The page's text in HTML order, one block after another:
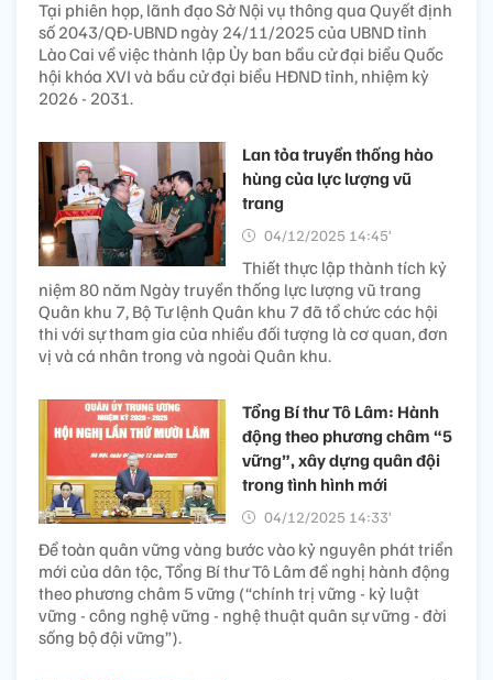
Tại phiên họp, lãnh đạo Sở Nội vụ thông qua Quyết định
số 2043/QĐ-UBND ngày 24/11/2025 của UBND tỉnh
Lào Cai về việc thành lập Ủy ban bầu cử đại biểu Quốc
hội khóa XVI và bầu cử đại biểu HĐND tỉnh, nhiệm kỳ
2026 - 2031.
Lan tỏa truyền thống hào
hùng của lực lượng vũ
trang
04/12/2025 14:45’
Thiết thực lập thành tích kỷ
niệm 80 năm Ngày truyền thống lực lượng vũ trang
Quân khu 7, Bộ Tư lệnh Quân khu 7 đã tổ chức các hội
thi với sự tham gia của nhiều đối tượng là cơ quan, đơn
vị và cá nhân trong và ngoài Quân khu.
Tổng Bí thư Tô Lâm: Hành
động theo phương châm “5
vững”, xây dựng quân đội
trong tình hình mới
04/12/2025 14:33’
Để toàn quân vững vàng bước vào kỷ nguyên phát triển
mới của dân tộc, Tổng Bí thư Tô Lâm đề nghị hành động
theo phương châm 5 vững (“chính trị vững - kỷ luật
vững - công nghệ vững - nghệ thuật quân sự vững - đời
sống bộ đội vững”).